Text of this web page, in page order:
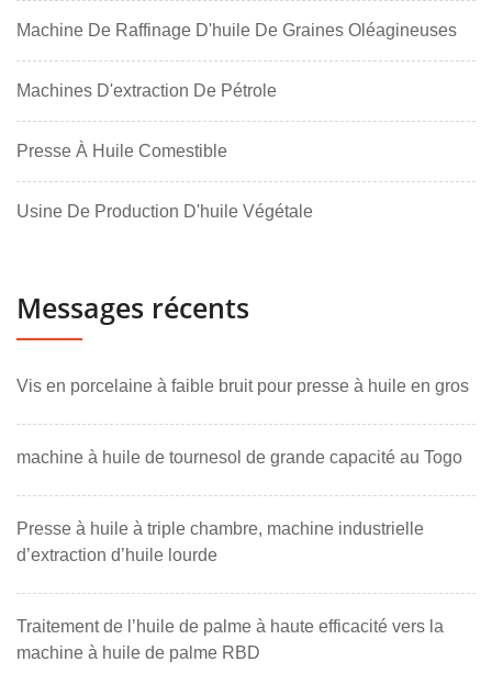
Machine De Raffinage D'huile De Graines Oléagineuses
Machines D'extraction De Pétrole
Presse À Huile Comestible
Usine De Production D'huile Végétale
Messages récents
Vis en porcelaine à faible bruit pour presse à huile en gros
machine à huile de tournesol de grande capacité au Togo
Presse à huile à triple chambre, machine industrielle
d’extraction d’huile lourde
Traitement de l’huile de palme à haute efficacité vers la
machine à huile de palme RBD